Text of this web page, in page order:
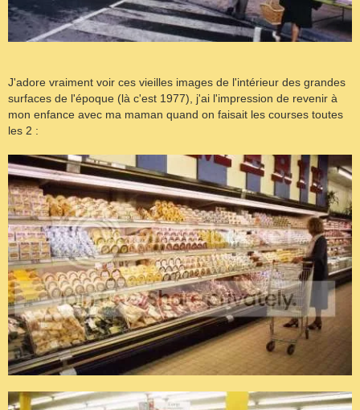
J'adore vraiment voir ces vieilles images de l'intérieur des grandes
surfaces de l'époque (là c'est 1977), j'ai l'impression de revenir à
mon enfance avec ma maman quand on faisait les courses toutes
les 2 :